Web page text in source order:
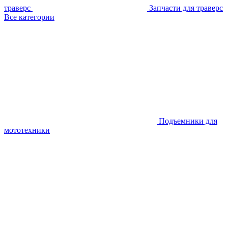
траверс
Запчасти для траверс
Все категории
Подъемники для
мототехники